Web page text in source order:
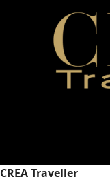
CREA Traveller